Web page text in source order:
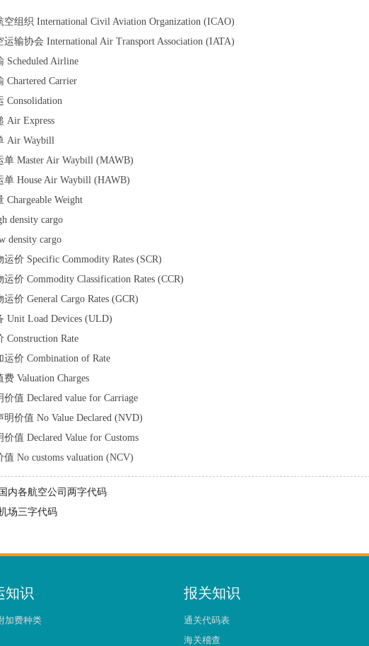
空组织 International Civil Aviation Organization (ICAO)
输协会 International Air Transport Association (IATA)
Airline
Carrier
Air Express
Air Waybill
Master Air Waybill (MAWB)
House Air Waybill (HAWB)
Weight
density cargo
density cargo
价 Specific Commodity Rates (SCR)
价 Commodity Classification Rates (CCR)
价 General Cargo Rates (GCR)
Load Devices (ULD)
Rate
价 Combination of Rate
Valuation Charges
值 Declared value for Carriage
价值 No Value Declared (NVD)
值 Declared Value for Customs
No customs valuation (NCV)
国内各航空公司两字代码
场三字代码
知识
加费种类
报关知识
通关代码表
海关稽查